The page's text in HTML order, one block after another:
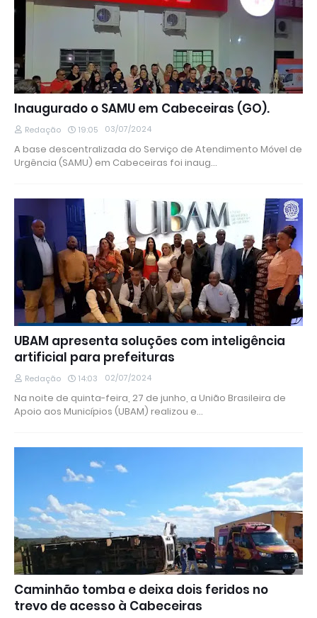
Inaugurado o SAMU em Cabeceiras (GO).
Redação 19:05 03/07/2024
A base descentralizada do Serviço de Atendimento Móvel de
Urgência (SAMU) em Cabeceiras foi inaug…
UBAM apresenta soluções com inteligência
artificial para prefeituras
Redação 14:03 02/07/2024
Na noite de quinta-feira, 27 de junho, a União Brasileira de
Apoio aos Municípios (UBAM) realizou e…
Caminhão tomba e deixa dois feridos no
trevo de acesso à Cabeceiras